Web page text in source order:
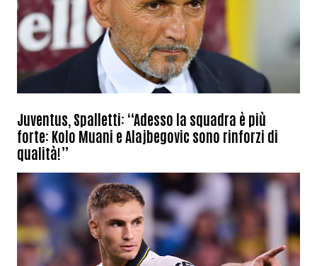
Juventus, Spalletti: “Adesso la squadra è più
forte: Kolo Muani e Alajbegovic sono rinforzi di
qualità!”